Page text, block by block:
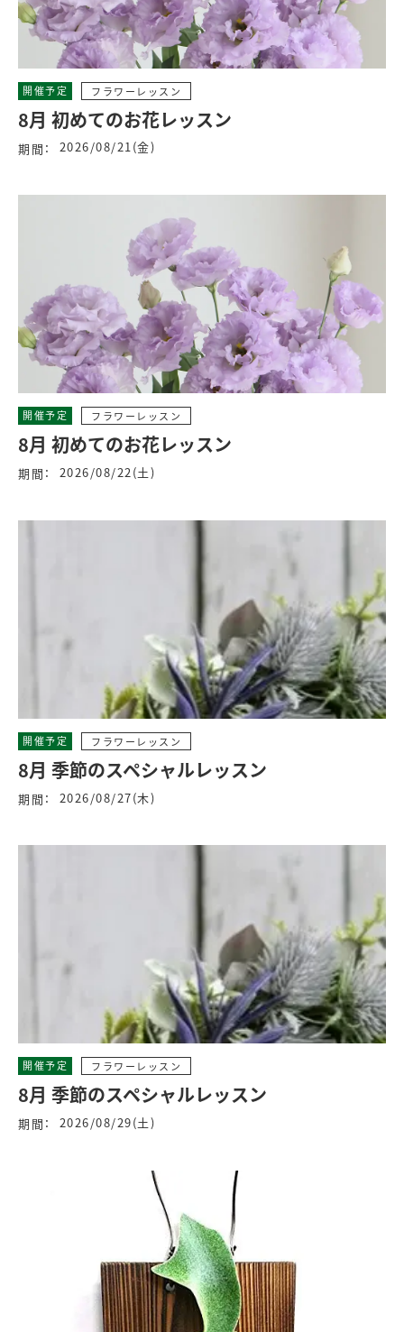
開催予定 フラワーレッスン
8月 初めてのお花レッスン
期間： 2026/08/21(金)
開催予定 フラワーレッスン
8月 初めてのお花レッスン
期間： 2026/08/22(土)
開催予定 フラワーレッスン
8月 季節のスペシャルレッスン
期間： 2026/08/27(木)
開催予定 フラワーレッスン
8月 季節のスペシャルレッスン
期間： 2026/08/29(土)